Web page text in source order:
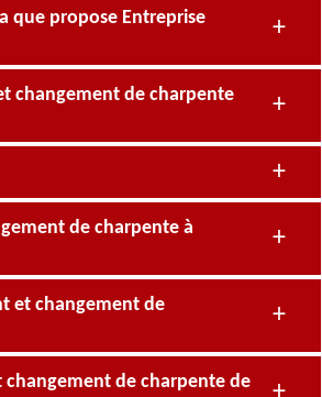
que propose Entreprise
changement de charpente
de charpente à
et changement de
changement de charpente de